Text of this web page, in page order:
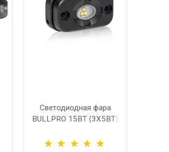
Светодиодная фара
BULLPRO 15ВТ (3X5ВТ)